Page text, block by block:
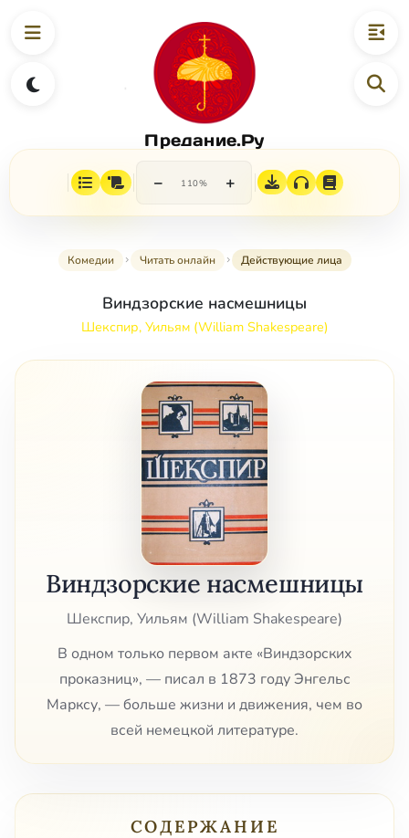
Предание.Ру
− 110% +
Комедии Читать онлайн Действующие лица
Виндзорские насмешницы
Шекспир, Уильям (William Shakespeare)
Виндзорские насмешницы
Шекспир, Уильям (William Shakespeare)
В одном только первом акте «Виндзорских
проказниц», — писал в 1873 году Энгельс
Марксу, — больше жизни и движения, чем во
всей немецкой литературе.
СОДЕРЖАНИЕ